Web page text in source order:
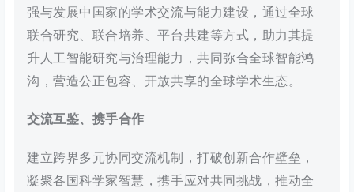
强与发展中国家的学术交流与能力建设，通过全球
联合研究、联合培养、平台共建等方式，助力其提
升人工智能研究与治理能力，共同弥合全球智能鸿
沟，营造公正包容、开放共享的全球学术生态。
交流互鉴、携手合作
建立跨界多元协同交流机制，打破创新合作壁垒，
凝聚各国科学家智慧，携手应对共同挑战，推动全